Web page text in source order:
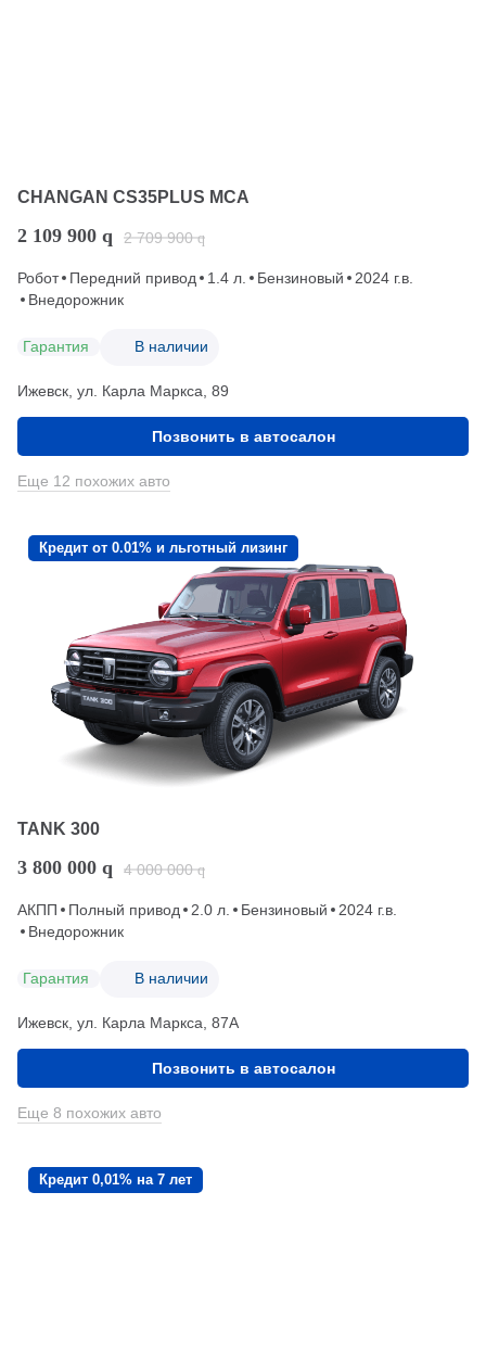
CHANGAN CS35PLUS MCA
2 109 900 q 2 709 900 q
Робот Передний привод 1.4 л. Бензиновый
2024 г.в.
Внедорожник
Гарантия В наличии
Ижевск, ул. Карла Маркса, 89
Позвонить в автосалон
Еще 12 похожих авто
Кредит от 0.01% и льготный лизинг
TANK 300
3 800 000 q 4 000 000 q
АКПП Полный привод 2.0 л. Бензиновый
2024 г.в.
Внедорожник
Гарантия В наличии
Ижевск, ул. Карла Маркса, 87А
Позвонить в автосалон
Еще 8 похожих авто
Кредит 0,01% на 7 лет